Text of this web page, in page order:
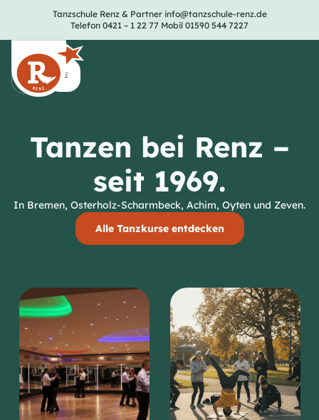
Tanzschule Renz & Partnerinfo@tanzschule-renz.de
Telefon 0421 – 1 22 77 Mobil 01590 544 7227
Tanzen bei Renz –
seit 1969.
In Bremen, Osterholz-Scharmbeck, Achim, Oyten und Zeven.
Alle Tanzkurse entdecken